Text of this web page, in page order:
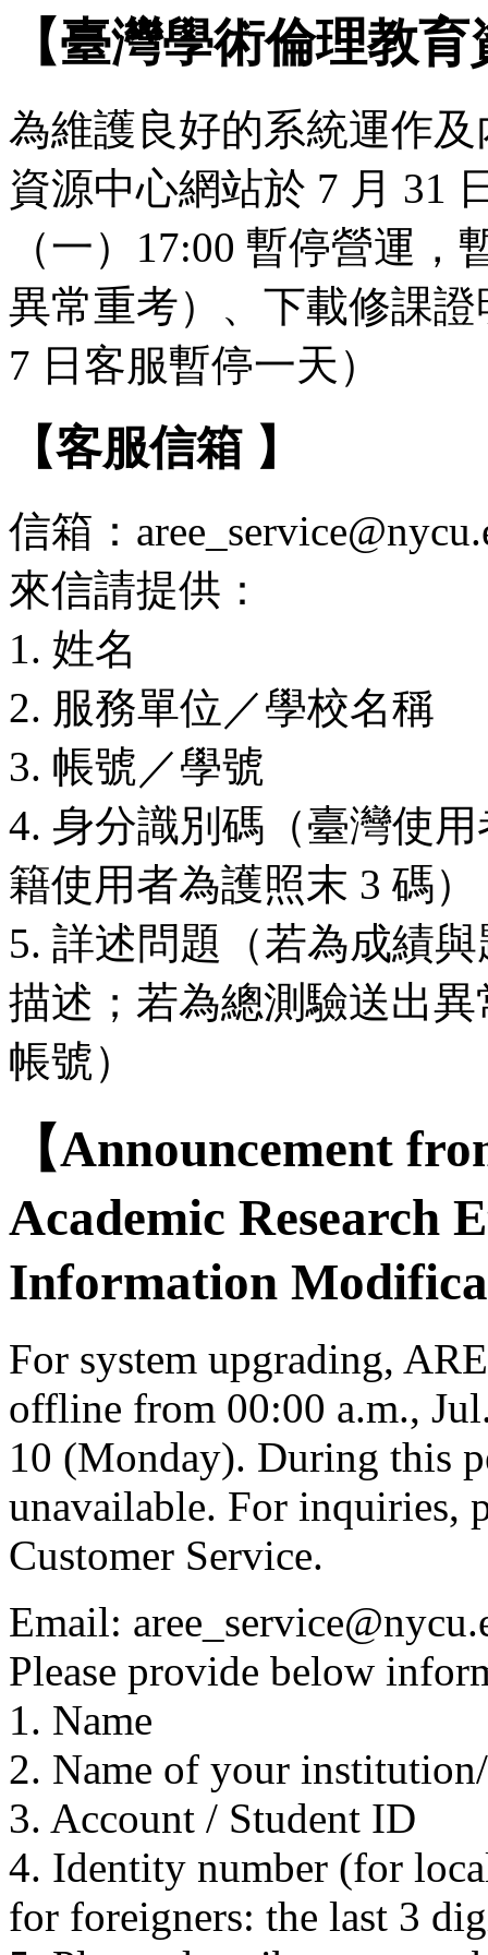
【臺灣學術倫理教
為維護良好的系統運作
資源中心網站於 7 月 31
（一）17:00 暫停營運
異常重考）、下載修課
7 日客服暫停一天）
【客服信箱 】
信箱：
來信請提供：
1. 姓名
2. 服務單位／學校名稱
3. 帳號／學號
4. 身分識別碼（臺灣使
籍使用者為護照末 3 碼）
5. 詳述問題（若為成績
描述；若為總測驗送出
帳號）
【Announcement
Academic Research
Information
For system upgrading,
offline from 00:00 a.m.,
10 (Monday). During this
unavailable. For inquiries,
Customer Service.
Email:
Please provide below
1. Name
2. Name of your
3. Account / Student ID
4. Identity number (for
for foreigners: the last 3